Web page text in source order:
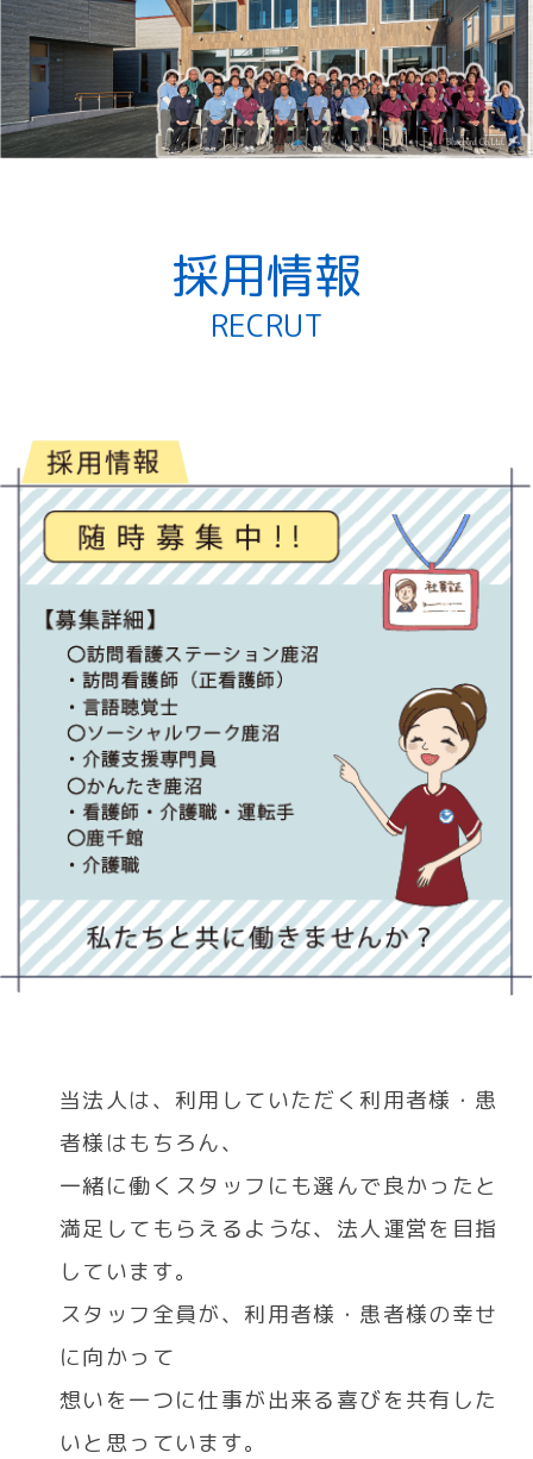
採用情報
RECRUT
当法人は、利用していただく利用者様・患
者様はもちろん、
一緒に働くスタッフにも選んで良かったと
満足してもらえるような、法人運営を目指
しています。
スタッフ全員が、利用者様・患者様の幸せ
に向かって
想いを一つに仕事が出来る喜びを共有した
いと思っています。